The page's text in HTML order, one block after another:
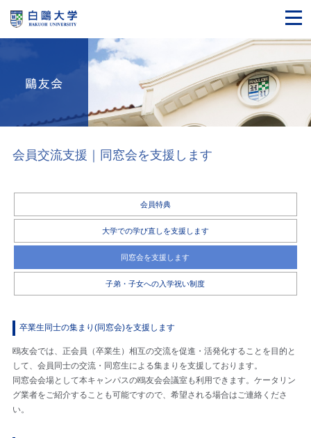
会員交流支援｜同窓会を支援します
会員特典
大学での学び直しを支援します
同窓会を支援します
子弟・子女への入学祝い制度
卒業生同士の集まり(同窓会)を支援します
鴎友会では、正会員（卒業生）相互の交流を促進・活発化することを目的と
して、会員同士の交流・同窓生による集まりを支援しております。
同窓会会場として本キャンパスの鴎友会会議室も利用できます。ケータリン
グ業者をご紹介することも可能ですので、希望される場合はご連絡くださ
い。